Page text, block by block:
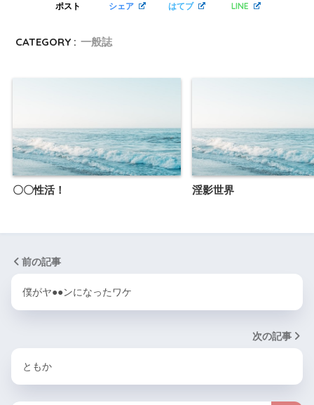
ポスト シェア はてブ LINE
CATEGORY : 一般誌
〇〇性活！ 淫影世界
前の記事
僕がヤ●●ンになったワケ
次の記事
ともか